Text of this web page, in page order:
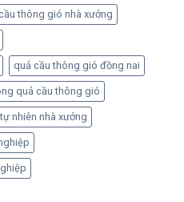
thông gió nhà xưởng
quả cầu thông gió đồng nai
quả cầu thông gió
nhiên nhà xưởng